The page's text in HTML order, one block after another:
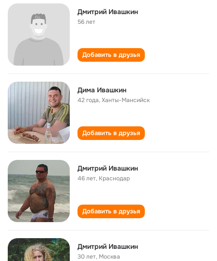
Дмитрий Ивашкин
56 лет
Добавить в друзья
Дима Ивашкин
42 года,Ханты-Мансийск
Добавить в друзья
Дмитрий Ивашкин
46 лет, Краснодар
Добавить в друзья
Дмитрий Ивашкин
30 лет, Москва